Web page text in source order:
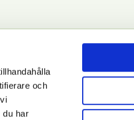
och
du har